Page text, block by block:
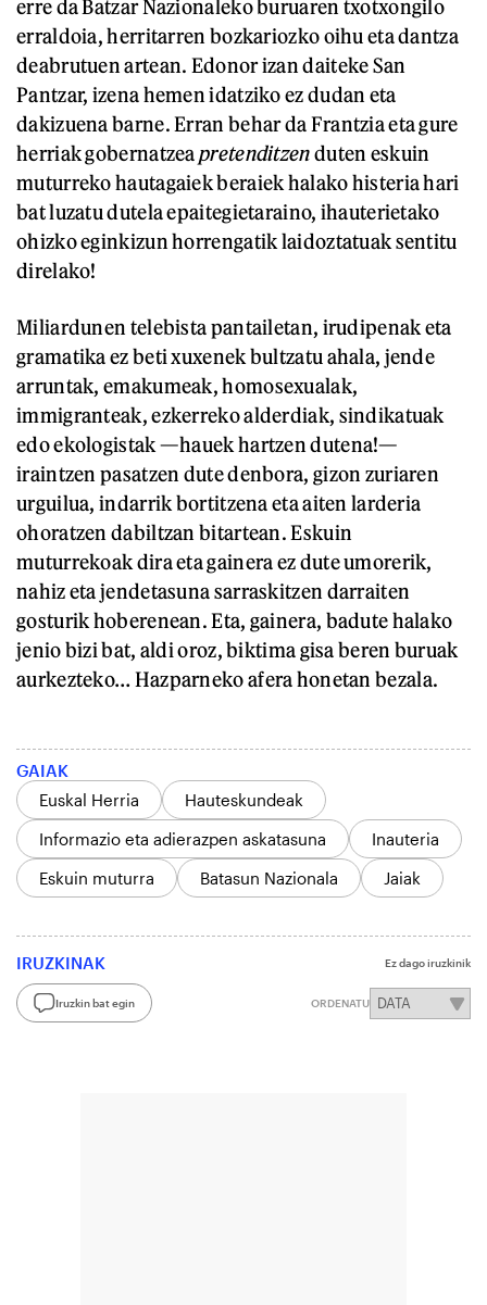
erre da Batzar Nazionaleko buruaren txotxongilo
erraldoia, herritarren bozkariozko oihu eta dantza
deabrutuen artean. Edonor izan daiteke San
Pantzar, izena hemen idatziko ez dudan eta
dakizuena barne. Erran behar da Frantzia eta gure
herriak gobernatzeapretenditzenduten eskuin
muturreko hautagaiek beraiek halako histeria hari
bat luzatu dutela epaitegietaraino, ihauterietako
ohizko eginkizun horrengatik laidoztatuak sentitu
direlako!
Miliardunen telebista pantailetan, irudipenak eta
gramatika ez beti xuxenek bultzatu ahala, jende
arruntak, emakumeak, homosexualak,
immigranteak, ezkerreko alderdiak, sindikatuak
edo ekologistak —hauek hartzen dutena!—
iraintzen pasatzen dute denbora, gizon zuriaren
urguilua, indarrik bortitzena eta aiten larderia
ohoratzen dabiltzan bitartean. Eskuin
muturrekoak dira eta gainera ez dute umorerik,
nahiz eta jendetasuna sarraskitzen darraiten
gosturik hoberenean. Eta, gainera, badute halako
jenio bizi bat, aldi oroz, biktima gisa beren buruak
aurkezteko… Hazparneko afera honetan bezala.
GAIAK
Euskal Herria
Hauteskundeak
Informazio eta adierazpen askatasuna
Inauteria
Eskuin muturra
Batasun Nazionala Jaiak
IRUZKINAK Ez dago iruzkinik
Iruzkin bat egin ORDENATU